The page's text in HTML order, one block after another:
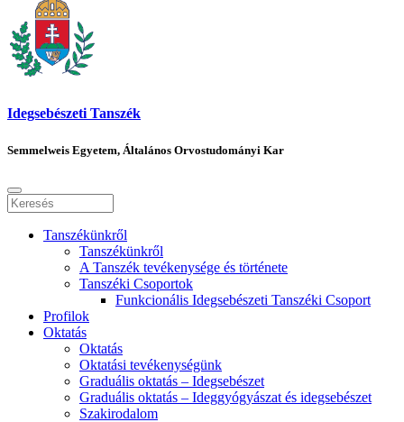
Idegsebészeti Tanszék
Semmelweis Egyetem, Általános Orvostudományi Kar
Tanszékünkről
Tanszékünkről
A Tanszék tevékenysége és története
Tanszéki Csoportok
Funkcionális Idegsebészeti Tanszéki Csoport
Profilok
Oktatás
Oktatás
Oktatási tevékenységünk
Graduális oktatás – Idegsebészet
Graduális oktatás – Ideggyógyászat és idegsebészet
Szakirodalom